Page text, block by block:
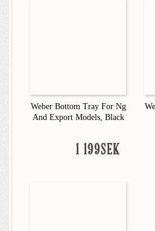
Weber Bottom Tray For Ng
And Export Models, Black
1 199SEK